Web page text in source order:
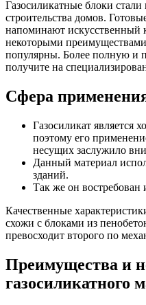
Газосиликатные блоки
строительства домов.
напоминают искусственный
некоторыми
популярны. Более полную
получите на
Сфера
Газосиликат является
поэтому его
несущих заслужило
Данный материал
зданий.
Так же он востребован
Качественные
схожи с блоками из
превосходит второго по
Преимущества и
газосиликатного